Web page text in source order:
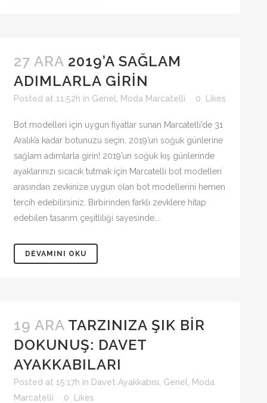
27 ARA 2019’A SAĞLAM
ADIMLARLA GIRIN
Posted at 11:52h in Genel Moda Marcatelli 0 Likes
Bot modelleri için uygun fiyatlar sunan Marcatelli’de 31
Aralık’a kadar botunuzu seçin, 2019’un soğuk günlerine
sağlam adımlarla girin! 2019’un soğuk kış günlerinde
ayaklarınızı sıcacık tutmak için Marcatelli bot modelleri
arasından zevkinize uygun olan bot modellerini hemen
tercih edebilirsiniz. Birbirinden farklı zevklere hitap
edebilen tasarım çeşitliliği sayesinde...
DEVAMINI OKU
19 ARA TARZINIZA ŞIK BIR
DOKUNUŞ: DAVET
AYAKKABILARI
Posted at 15:17h in Davet Ayakkabısı Genel
Moda
Marcatelli
0 Likes